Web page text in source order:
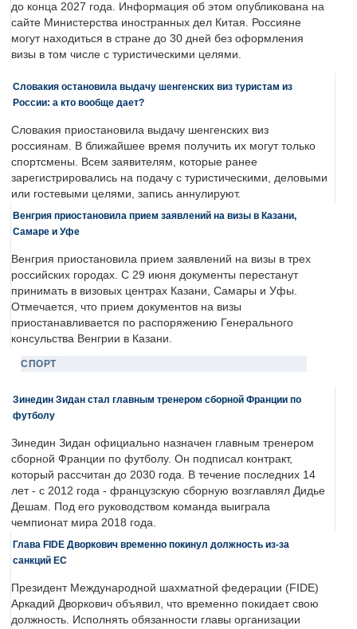
до конца 2027 года. Информация об этом опубликована на
сайте Министерства иностранных дел Китая. Россияне
могут находиться в стране до 30 дней без оформления
визы в том числе с туристическими целями.
Словакия остановила выдачу шенгенских виз туристам из
России: а кто вообще дает?
Словакия приостановила выдачу шенгенских виз
россиянам. В ближайшее время получить их могут только
спортсмены. Всем заявителям, которые ранее
зарегистрировались на подачу с туристическими, деловыми
или гостевыми целями, запись аннулируют.
Венгрия приостановила прием заявлений на визы в Казани,
Самаре и Уфе
Венгрия приостановила прием заявлений на визы в трех
российских городах. С 29 июня документы перестанут
принимать в визовых центрах Казани, Самары и Уфы.
Отмечается, что прием документов на визы
приостанавливается по распоряжению Генерального
консульства Венгрии в Казани.
СПОРТ
Зинедин Зидан стал главным тренером сборной Франции по
футболу
Зинедин Зидан официально назначен главным тренером
сборной Франции по футболу. Он подписал контракт,
который рассчитан до 2030 года. В течение последних 14
лет - с 2012 года - французскую сборную возглавлял Дидье
Дешам. Под его руководством команда выиграла
чемпионат мира 2018 года.
Глава FIDE Дворкович временно покинул должность из-за
санкций ЕС
Президент Международной шахматной федерации (FIDE)
Аркадий Дворкович объявил, что временно покидает свою
должность. Исполнять обязанности главы организации